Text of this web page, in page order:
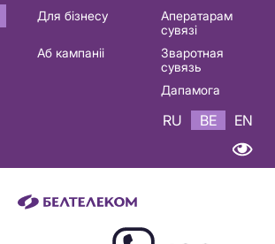
Для бізнесу
Аператарам
сувязі
Аб кампаніі
Зваротная
сувязь
Дапамога
RU BE EN